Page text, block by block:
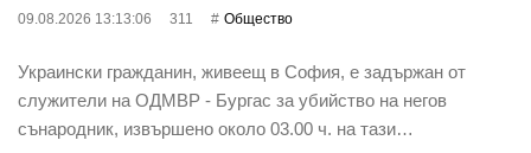
09.08.2026 13:13:06 311 Общество
Украински гражданин, живеещ в София, е задържан от
служители на ОДМВР - Бургас за убийство на негов
сънародник, извършено около 03.00 ч. на тази…